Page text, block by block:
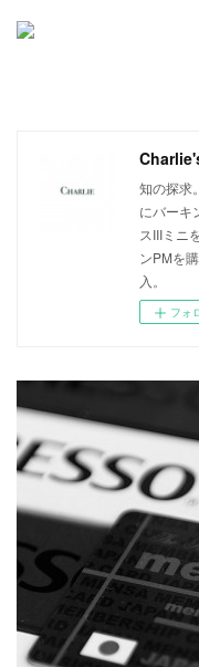
知の探求
にバーキ
スIIIミニ
ンPMを
入。
フォ